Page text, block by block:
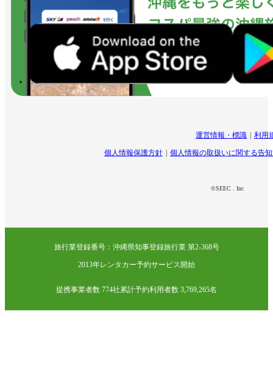
運営情報・標識 利用
個人情報保護方針 個人情報の取扱いに関する告
©SEEC . Inc
旅行業登録番号：沖縄県知事登録旅行業 第2-368号
2013年レンタカー予約サービス開始
提携事業者数 774社累計予約利用者数 3,769,265名